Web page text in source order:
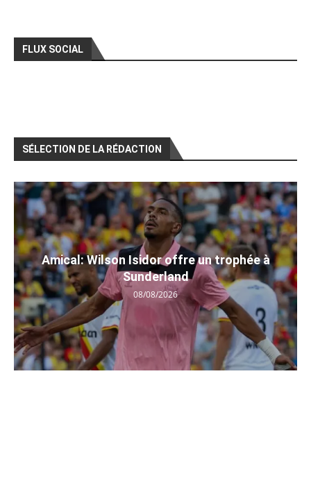
FLUX SOCIAL
SÉLECTION DE LA RÉDACTION
Amical: Wilson Isidor offre un trophée à
Sunderland
08/08/2026